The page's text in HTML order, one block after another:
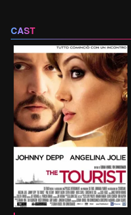
CAST